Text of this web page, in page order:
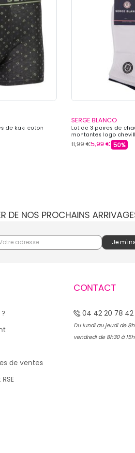
de kaki coton
SERGE BLANCO
Lot de 3 paires de
montantes logo
BLANCO
11,99 €5,99 € 50%
DE NOS PROCHAINS
de ventes
CONTACT
04 42 20 78 42
Du lundi au jeudi de
vendredi de 8h30 à